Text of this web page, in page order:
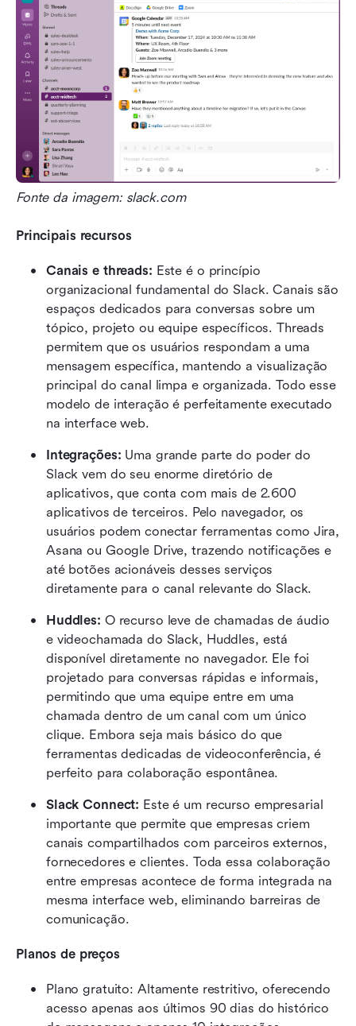
Fonte da imagem: slack.com
Principais recursos
Canais e threads: Este é o princípio
organizacional fundamental do Slack. Canais são
espaços dedicados para conversas sobre um
tópico, projeto ou equipe específicos. Threads
permitem que os usuários respondam a uma
mensagem específica, mantendo a visualização
principal do canal limpa e organizada. Todo esse
modelo de interação é perfeitamente executado
na interface web.
Integrações: Uma grande parte do poder do
Slack vem do seu enorme diretório de
aplicativos, que conta com mais de 2.600
aplicativos de terceiros. Pelo navegador, os
usuários podem conectar ferramentas como Jira,
Asana ou Google Drive, trazendo notificações e
até botões acionáveis desses serviços
diretamente para o canal relevante do Slack.
Huddles: O recurso leve de chamadas de áudio
e videochamada do Slack, Huddles, está
disponível diretamente no navegador. Ele foi
projetado para conversas rápidas e informais,
permitindo que uma equipe entre em uma
chamada dentro de um canal com um único
clique. Embora seja mais básico do que
ferramentas dedicadas de videoconferência, é
perfeito para colaboração espontânea.
Slack Connect: Este é um recurso empresarial
importante que permite que empresas criem
canais compartilhados com parceiros externos,
fornecedores e clientes. Toda essa colaboração
entre empresas acontece de forma integrada na
mesma interface web, eliminando barreiras de
comunicação.
Planos de preços
Plano gratuito: Altamente restritivo, oferecendo
acesso apenas aos últimos 90 dias do histórico